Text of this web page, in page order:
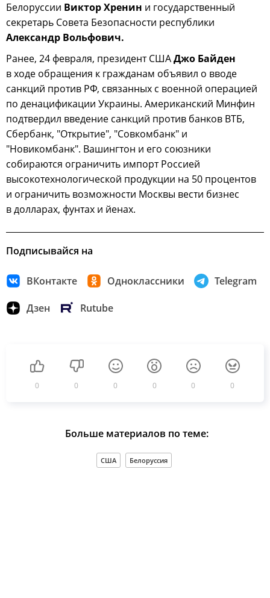
Белоруссии Виктор Хренин и государственный
секретарь Совета Безопасности республики
Александр Вольфович.
Ранее, 24 февраля, президент СШАДжо Байден
в ходе обращения к гражданам объявил о вводе
санкций против РФ, связанных с военной операцией
по денацификации Украины. Американский Минфин
подтвердил введение санкций против банков ВТБ,
Сбербанк, "Открытие", "Совкомбанк" и
"Новикомбанк". Вашингтон и его союзники
собираются ограничить импорт Россией
высокотехнологической продукции на 50 процентов
и ограничить возможности Москвы вести бизнес
в долларах, фунтах и йенах.
Подписывайся на
ВКонтакте Одноклассники Telegram
Дзен Rutube
0 0 0 0 0 0
Больше материалов по теме:
США Белоруссия